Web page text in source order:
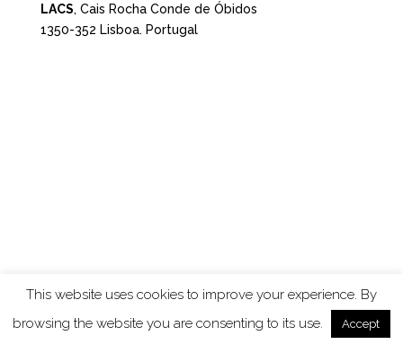
LACS, Cais Rocha Conde de Óbidos
1350-352 Lisboa. Portugal
Designed by Elegant Themes| Powered by
This website uses cookies to improve your experience. By
browsing the website you are consenting to its use.
Accept